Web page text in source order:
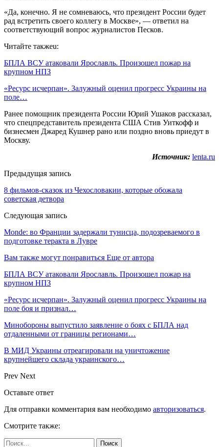
«Да, конечно. Я не сомневаюсь, что президент России будет
рад встретить своего коллегу в Москве», — ответил на
соответствующий вопрос журналистов Песков.
Читайте такжеu:
БПЛА ВСУ атаковали Ярославль. Произошел пожар на
крупном НПЗ
«Ресурс исчерпан». Залужный оценил прогресс Украины на
поле…
Ранее помощник президента России Юрий Ушаков рассказал,
что спецпредставитель президента США Стив Уиткофф и
бизнесмен Джаред Кушнер рано или поздно вновь приедут в
Москву.
Источник: lenta.ru
Предыдущая запись
8 фильмов-сказок из Чехословакии, которые обожала
советская детвора
Следующая запись
Monde: во Франции задержали тунисца, подозреваемого в
подготовке теракта в Лувре
Вам также могут понравиться Еще от автора
БПЛА ВСУ атаковали Ярославль. Произошел пожар на
крупном НПЗ
«Ресурс исчерпан». Залужный оценил прогресс Украины на
поле боя и признал…
Минобороны выпустило заявление о боях с БПЛА над
отдаленными от границы регионами…
В МИД Украины отреагировали на уничтожение
крупнейшего склада украинского…
Prev Next
Оставьте ответ
Для отправки комментария вам необходимо авторизоваться.
Смотрите также: